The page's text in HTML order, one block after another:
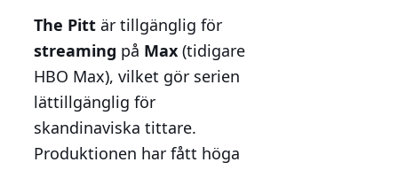
The Pitt är tillgänglig för
streaming på Max (tidigare
HBO Max), vilket gör serien
lättillgänglig för
skandinaviska tittare.
Produktionen har fått höga